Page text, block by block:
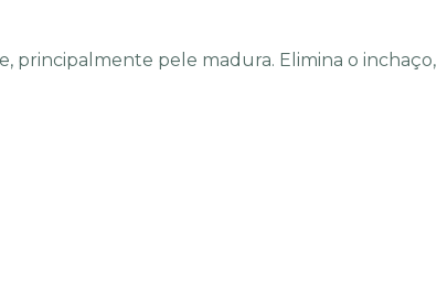
principalmente pele madura. Elimina o inchaço,